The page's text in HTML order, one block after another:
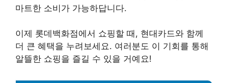
마트한 소비가 가능하답니다.
이제 롯데백화점에서 쇼핑할 때, 현대카드와 함께
더 큰 혜택을 누려보세요. 여러분도 이 기회를 통해
알뜰한 쇼핑을 즐길 수 있을 거예요!